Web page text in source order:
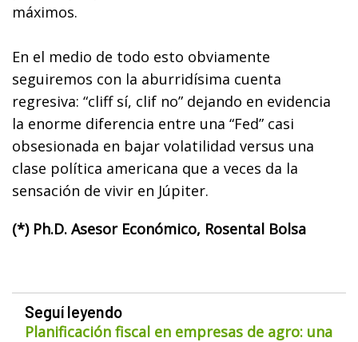
máximos.
En el medio de todo esto obviamente
seguiremos con la aburridísima cuenta
regresiva: “cliff sí, clif no” dejando en evidencia
la enorme diferencia entre una “Fed” casi
obsesionada en bajar volatilidad versus una
clase política americana que a veces da la
sensación de vivir en Júpiter.
(*) Ph.D. Asesor Económico, Rosental Bolsa
Seguí leyendo
Planificación fiscal en empresas de agro: una